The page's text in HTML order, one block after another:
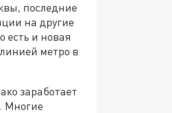
последние
на другие
и новая
метро в
заработает
Многие